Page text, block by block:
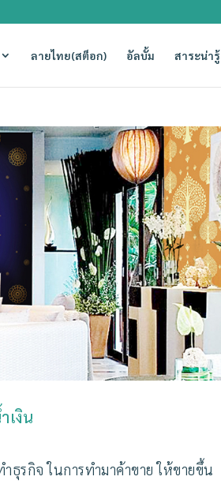
ลายไทย(สต็อก) อัลบั้ม สาระน่ารู้
เงิน
รกิจ ในการทำมาค้าขาย ให้ขายขึ้น